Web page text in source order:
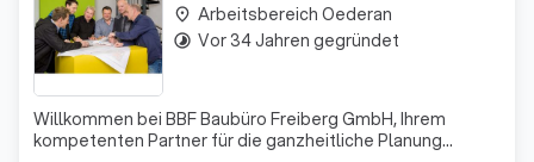
Willkommen bei BBF Baubüro Freiberg GmbH, Ihrem
kompetenten Partner für die ganzheitliche Planung
place Arbeitsbereich Oederan
timelapse Vor 34 Jahren gegründet